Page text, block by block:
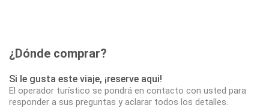
¿Dónde comprar?
Si le gusta este viaje, ¡reserve aqui!
El operador turístico se pondrá en contacto con usted para
responder a sus preguntas y aclarar todos los detalles.